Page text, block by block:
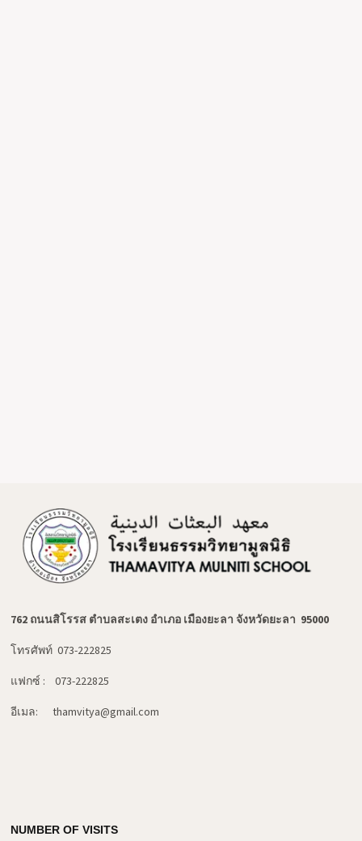
762 ถนนสิโรรส ตำบลสะเตง อำเภอ เมืองยะลา จังหวัดยะลา 95000
โทรศัพท์ 073-222825
แฟกซ์ : 073-222825
อีเมล: thamvitya@gmail.com
NUMBER OF VISITS